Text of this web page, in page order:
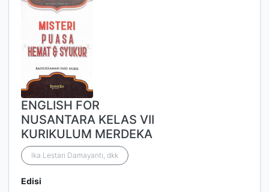
ENGLISH FOR
NUSANTARA KELAS VII
KURIKULUM MERDEKA
Ika Lestari Damayanti, dkk
Edisi